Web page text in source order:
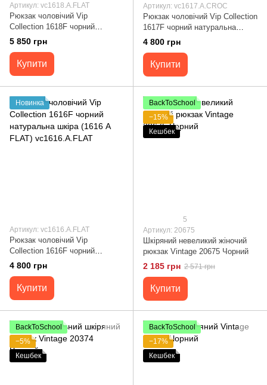
Артикул: vc1618.A.FLAT
Рюкзак чоловічий Vip
Collection 1618F чорний
натуральна шкіра (1618 А
FLAT) vc1618.A.FLAT
5 850 грн
Купити
Артикул: vc1617.A.CROC
Рюкзак чоловічий Vip Collection
1617F чорний натуральна
шкіра (1617 А CROC)
vc1617.A.CROC
4 800 грн
Купити
Новинка
Артикул: vc1616.A.FLAT
Рюкзак чоловічий Vip
Collection 1616F чорний
натуральна шкіра (1616 А
FLAT) vc1616.A.FLAT
4 800 грн
Купити
BackToSchool
−15%
Кешбек
5
Артикул: 20675
Шкіряний невеликий жіночий
рюкзак Vintage 20675 Чорний
2 185 грн 2 571 грн
Купити
BackToSchool
−5%
Кешбек
BackToSchool
−17%
Кешбек